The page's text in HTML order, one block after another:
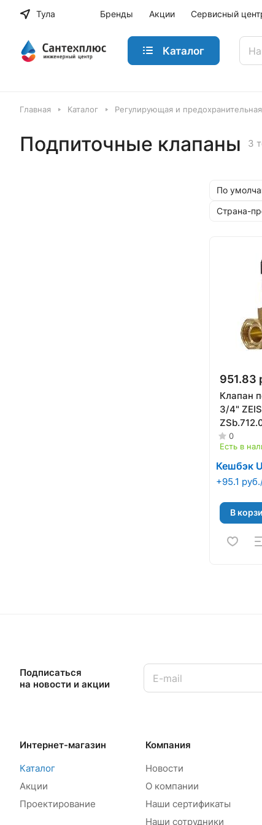
Тула Бренды Акции Сервисный
Каталог
Главная Каталог Регулирующая и
Подпиточные клапаны 3
По
Страна-
951.83
Клапан
3/4"
0
Есть в
Кешбэк
+95.1
В
Подписаться
на новости и акции
Интернет-магазин
Каталог
Акции
Проектирование
Компания
Новости
О компании
Наши сертификаты
Наши сотрудники